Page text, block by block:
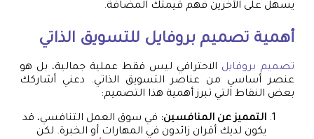
يسهل على الآخرين فهم قيمتك المضافة.
أهمية تصميم بروفايل للتسويق الذاتي
تصميم بروفايل الاحترافي ليس فقط عملية جمالية، بل هو
عنصر أساسي من عناصر التسويق الذاتي. دعني أشاركك
بعض النقاط التي تبرز أهمية هذا التصميم:
التمميز عن المنافسين: في سوق العمل التنافسي، قد
يكون لديك أقران زائدون في المهارات أو الخبرة. لكن